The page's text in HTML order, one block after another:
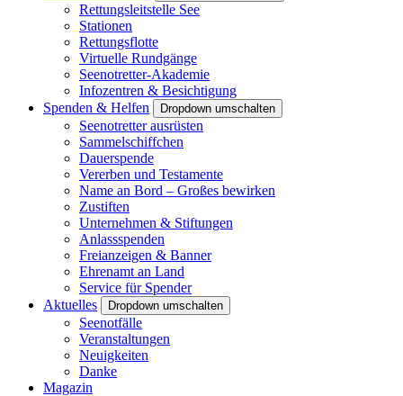
Rettungsleitstelle See
Stationen
Rettungsflotte
Virtuelle Rundgänge
Seenotretter-Akademie
Infozentren & Besichtigung
Spenden & Helfen
Dropdown umschalten
Seenotretter ausrüsten
Sammelschiffchen
Dauerspende
Vererben und Testamente
Name an Bord – Großes bewirken
Zustiften
Unternehmen & Stiftungen
Anlassspenden
Freianzeigen & Banner
Ehrenamt an Land
Service für Spender
Aktuelles
Dropdown umschalten
Seenotfälle
Veranstaltungen
Neuigkeiten
Danke
Magazin